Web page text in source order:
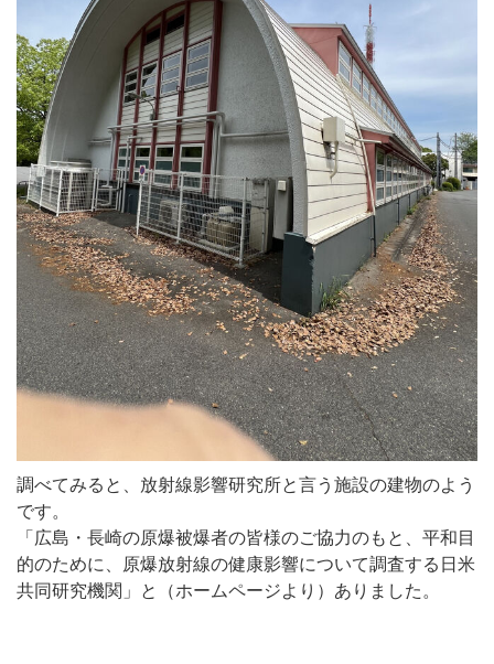
調べてみると、放射線影響研究所と言う施設の建物のよう
です。
「広島・長崎の原爆被爆者の皆様のご協力のもと、平和目
的のために、原爆放射線の健康影響について調査する日米
共同研究機関」と（ホームページより）ありました。